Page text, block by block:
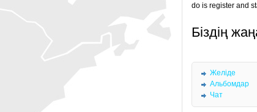
do is register and
Біздің
Желіде
Альбомдар
Чат